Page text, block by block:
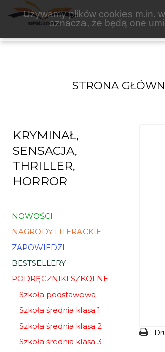
WITOLD GADOWSKI
Używamy plików cookies m.in.
oznacza, że będą one
STRONA
KRYMINAŁ,
SENSACJA,
THRILLER,
HORROR
NOWOŚCI
NAGRODY LITERACKIE
ZAPOWIEDZI
BESTSELLERY
PODRĘCZNIKI SZKOLNE
Szkoła podstawowa
Szkoła średnia klasa 1
Szkoła średnia klasa 2
Szkoła średnia klasa 3